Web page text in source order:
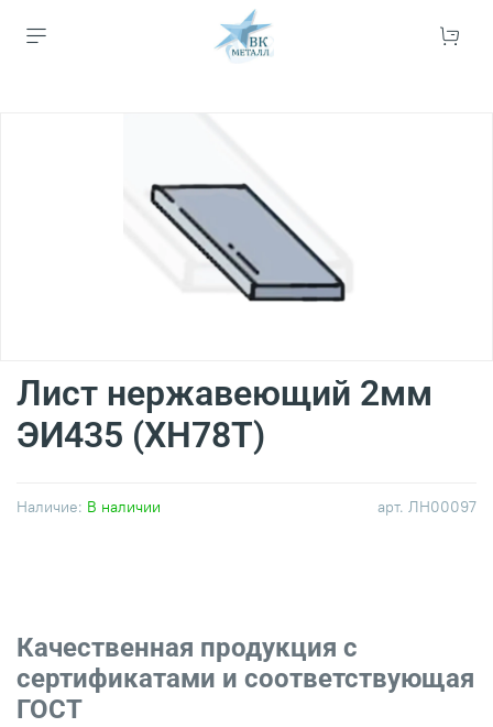
арт. ЛН00097
Наличие: В наличии
Лист нержавеющий 2мм
ЭИ435 (ХН78Т)
Качественная продукция с
сертификатами и соответствующая
ГОСТ